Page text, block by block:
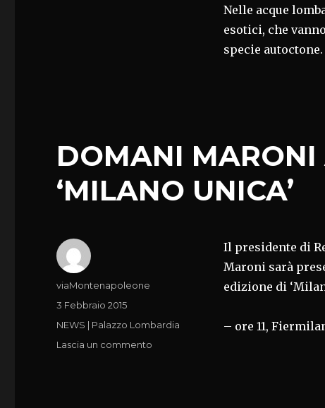
Nelle acque
esotici, che
specie autoctone.
DOMANI MARONI
‘MILANO UNICA’
Il presidente di
Maroni sarà
edizione di
– ore 11,
Autore
viaMontenapoleone
Pubblicato
3 Febbraio 2015
Categorie
NEWS | Palazzo Lombardia
Lascia un commento